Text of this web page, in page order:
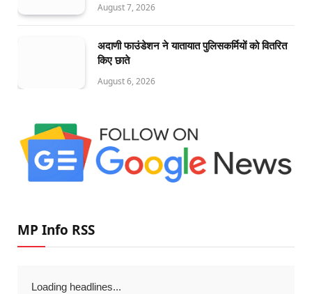
August 7, 2026
अदाणी फाउंडेशन ने यातायात पुलिसकर्मियों को वितरित
किए छाते
August 6, 2026
MP Info RSS
Loading headlines...